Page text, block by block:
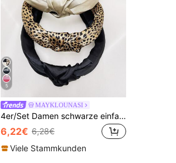
5
MAYKLOUNASI
4er/Set Damen schwarze einfarbige Leopardenmuster Blumenstoff breite geknotete Mode Haarreifen Haaraccessoires zum Gesichtwaschen, Streetwear, Lässig, Alltag
6,22€ 6,28€
Viele Stammkunden